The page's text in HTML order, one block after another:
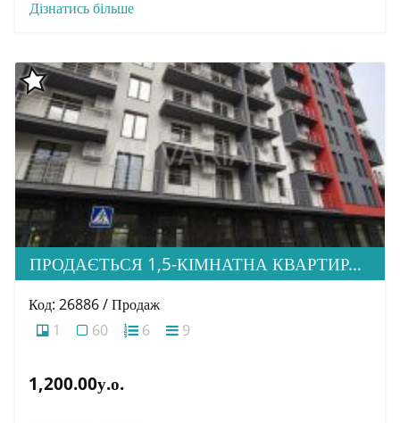
Дізнатись більше
ПРОДАЄТЬСЯ 1,5-КІМНАТНА КВАРТИРА, ЖК CITY PARK
Код: 26886 / Продаж
1
60 6 9
1,200.00у.о.